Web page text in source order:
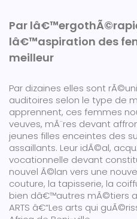
Par
lâ€™aspiration des
meilleur
Par dizaines elles sont
auditoires selon le type de
apprennent, ces femmes
veuves, mÃ¨res devant
jeunes filles enceintes des
assaillants. Leur idÃ©al,
vocationnelle devant
nouvel Ã©lan vers une
couture, la tapisserie, la
bien dâ€™autres mÃ©tiers
ARTS â€“Les arts qui